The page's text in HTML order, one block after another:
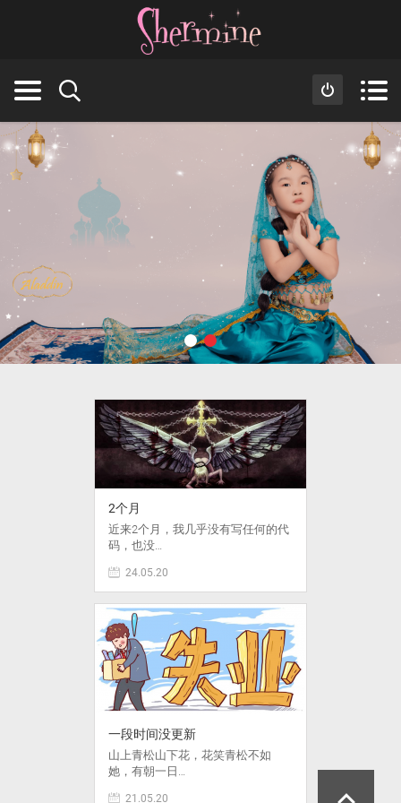
2个月
近来2个月，我几乎没有写任何的代
码，也没…
24.05.20
一段时间没更新
山上青松山下花，花笑青松不如
她，有朝一日…
21.05.20